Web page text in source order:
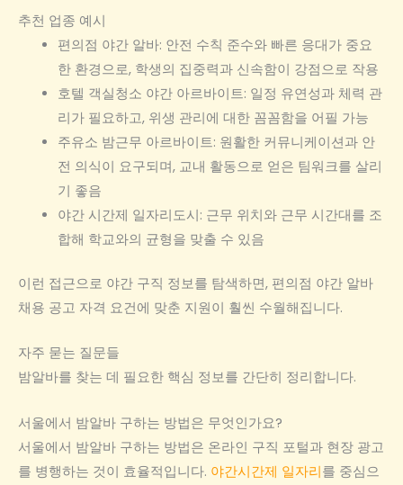
추천 업종 예시
편의점 야간 알바: 안전 수칙 준수와 빠른 응대가 중요
한 환경으로, 학생의 집중력과 신속함이 강점으로 작용
호텔 객실청소 야간 아르바이트: 일정 유연성과 체력 관
리가 필요하고, 위생 관리에 대한 꼼꼼함을 어필 가능
주유소 밤근무 아르바이트: 원활한 커뮤니케이션과 안
전 의식이 요구되며, 교내 활동으로 얻은 팀워크를 살리
기 좋음
야간 시간제 일자리도시: 근무 위치와 근무 시간대를 조
합해 학교와의 균형을 맞출 수 있음
이런 접근으로 야간 구직 정보를 탐색하면, 편의점 야간 알바
채용 공고 자격 요건에 맞춘 지원이 훨씬 수월해집니다.
자주 묻는 질문들
밤알바를 찾는 데 필요한 핵심 정보를 간단히 정리합니다.
서울에서 밤알바 구하는 방법은 무엇인가요?
서울에서 밤알바 구하는 방법은 온라인 구직 포털과 현장 광고
를 병행하는 것이 효율적입니다. 야간시간제 일자리를 중심으